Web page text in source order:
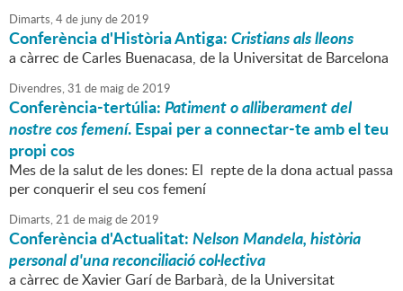
Dimarts,4de junyde2019
Conferència d'Història Antiga:Cristians als lleons
a càrrec de Carles Buenacasa, de la Universitat de Barcelona
Divendres,31 de maigde2019
Conferència-tertúlia:Patiment o alliberament del
nostre cos femení. Espai per a connectar-te amb el teu
propi cos
Mes de la salut de les dones: El repte de la dona actual passa
per conquerir el seu cos femení
Dimarts,21 de maigde2019
Conferència d'Actualitat:Nelson Mandela, història
personal d'una reconciliació col·lectiva
a càrrec de Xavier Garí de Barbarà, de la Universitat